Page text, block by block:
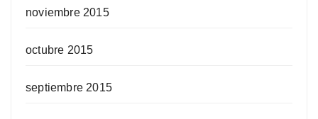
noviembre 2015
octubre 2015
septiembre 2015